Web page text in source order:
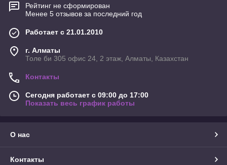
Рейтинг не сформирован
Менее 5 отзывов за последний год
Работает с 21.01.2010
г. Алматы
Толе би 305 офис 24, 2 этаж, Алматы, Казахстан
Контакты
Сегодня работает с 09:00 до 17:00
Показать весь график работы
О нас
Контакты